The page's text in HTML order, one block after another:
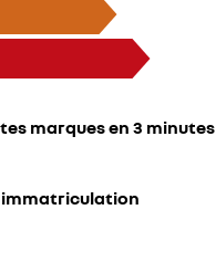
marques en 3 minutes